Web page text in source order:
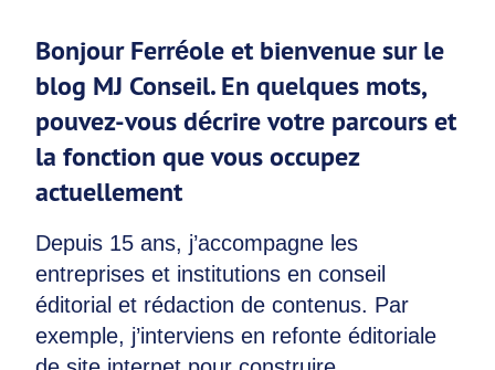
Bonjour Ferréole et bienvenue sur le
blog MJ Conseil. En quelques mots,
pouvez-vous décrire votre parcours et
la fonction que vous occupez
actuellement
Depuis 15 ans, j’accompagne les
entreprises et institutions en conseil
éditorial et rédaction de contenus. Par
exemple, j’interviens en refonte éditoriale